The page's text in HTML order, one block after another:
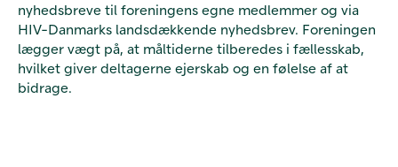
nyhedsbreve til foreningens egne medlemmer og via
HIV-Danmarks landsdækkende nyhedsbrev. Foreningen
lægger vægt på, at måltiderne tilberedes i fællesskab,
hvilket giver deltagerne ejerskab og en følelse af at
bidrage.